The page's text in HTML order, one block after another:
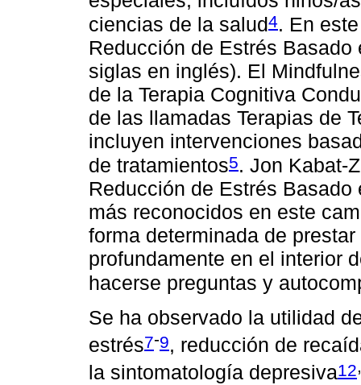
ciencias de la salud4. En
Reducción de Estrés
siglas en inglés). El
de la Terapia Cognitiva
de las llamadas Terapias de
incluyen intervenciones
de tratamientos5. Jon Kabat-
Reducción de Estrés
más reconocidos en este
forma determinada de
profundamente en el interior
hacerse preguntas y
Se ha observado la utilidad
estrés7-9, reducción de
la sintomatología depresiva12,